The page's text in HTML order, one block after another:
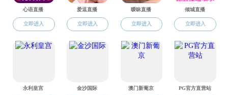
Grégory
法语老师